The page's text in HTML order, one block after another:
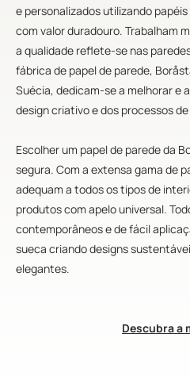
e personalizados utilizando
com valor duradouro. Trabalham
a qualidade reflete-se nas
fábrica de papel de parede,
Suécia, dedicam-se a melhorar e
design criativo e dos processos
Escolher um papel de parede da
segura. Com a extensa gama de
adequam a todos os tipos de
produtos com apelo universal.
contemporâneos e de fácil
sueca criando designs
elegantes.
Descubra a